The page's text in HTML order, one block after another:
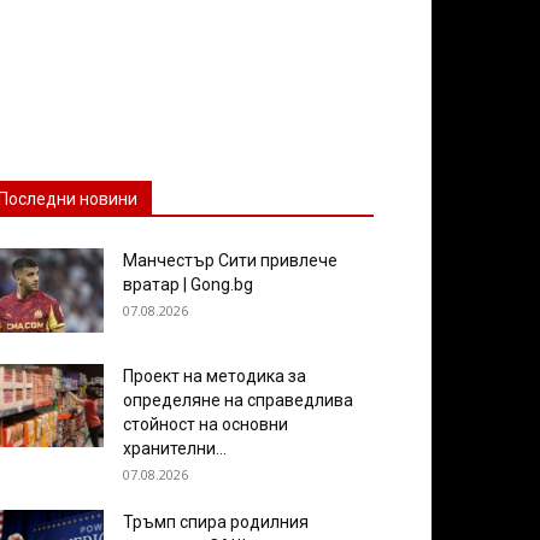
новини
Манчестър Сити привлече
вратар | Gong.bg
07.08.2026
Проект на методика за
определяне на справедлива
стойност на основни
хранителни...
07.08.2026
Тръмп спира родилния